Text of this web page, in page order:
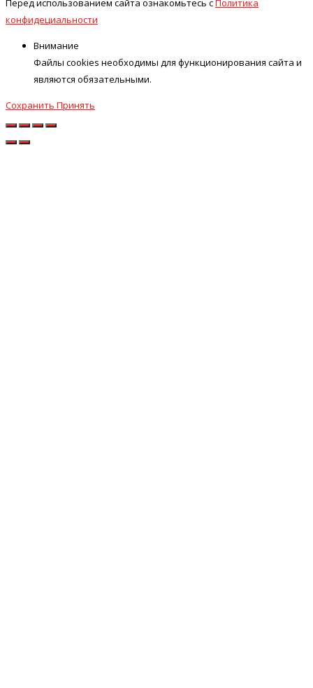
Перед использованием сайта ознакомьтесь с Политика
конфидециальности
Внимание
Файлы cookies необходимы для функционирования сайта и
являются обязательными.
Сохранить Принять